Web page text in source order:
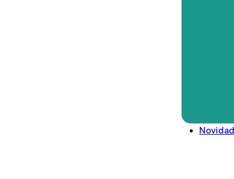
de responsabilidade social corporativa;